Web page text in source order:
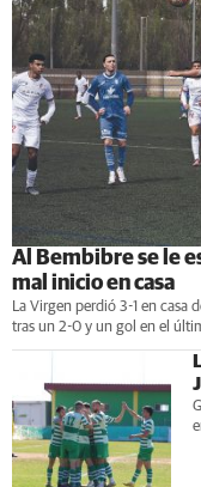
Al Bembibre se le
mal inicio en casa
La Virgen perdió 3-1 en casa
tras un 2-0 y un gol en el